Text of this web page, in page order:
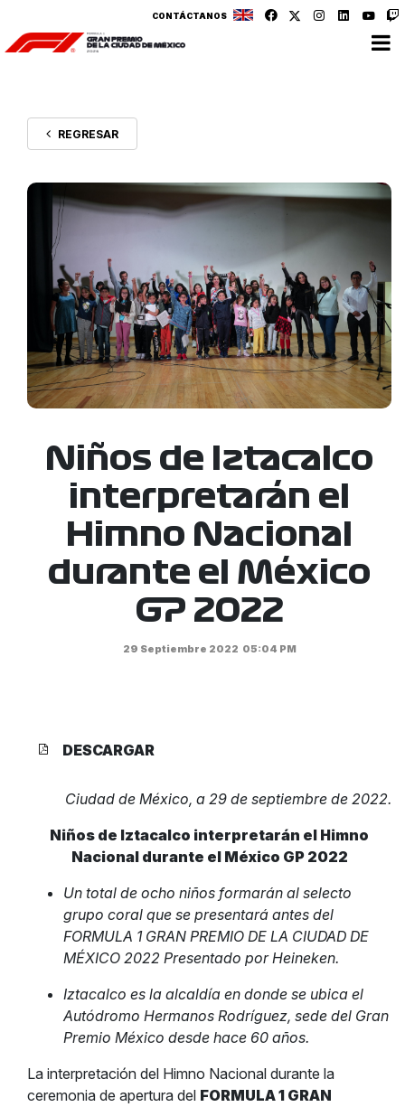
CONTÁCTANOS
REGRESAR
Niños de Iztacalco
interpretarán el
Himno Nacional
durante el México
GP 2022
29 Septiembre 2022 05:04 PM
DESCARGAR
Ciudad de México, a 29 de septiembre de 2022.
Niños de Iztacalco interpretarán el Himno
Nacional durante el México GP 2022
Un total de ocho niños formarán al selecto
grupo coral que se presentará antes del
FORMULA 1 GRAN PREMIO DE LA CIUDAD DE
MÉXICO 2022 Presentado por Heineken.
Iztacalco es la alcaldía en donde se ubica el
Autódromo Hermanos Rodríguez, sede del Gran
Premio México desde hace 60 años.
La interpretación del Himno Nacional durante la
ceremonia de apertura del FORMULA 1 GRAN